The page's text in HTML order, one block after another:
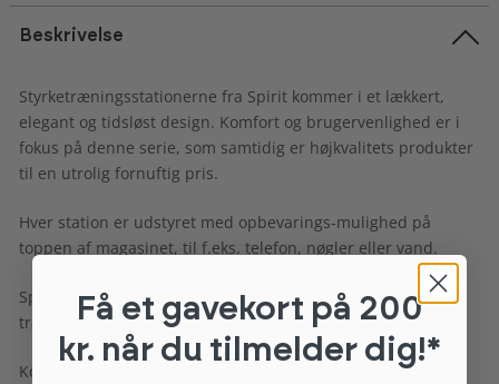
Beskrivelse
Styrketræningsstationerne fra Spirit kommer i et lækkert,
elegant og tidsløst design. Komfort og brugervenlighed er i
fokus på denne serie, som samtidig er højkvalitets produkter
til en utrolig fornuftig pris.
Hver station er udstyret med opbevarings-mulighed på
toppen af magasinet, til f.eks. telefon, nøgler eller vand.
Spirit Hip Dip/Chin assisted er en kombi-station til effektiv
træning af hele overkroppen.
Kombi-stationer er pladsbesparende og giver brugerne
Få et gavekort på 200
kr. når du tilmelder dig!*